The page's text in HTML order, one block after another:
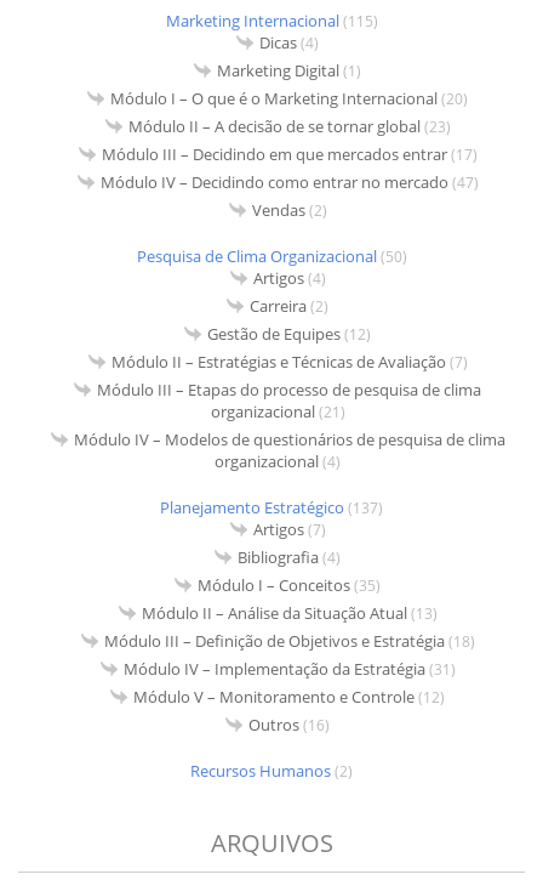
Marketing Internacional(115)
Dicas(4)
Marketing Digital(1)
Módulo I – O que é o Marketing Internacional(20)
Módulo II – A decisão de se tornar global(23)
Módulo III – Decidindo em que mercados entrar(17)
Módulo IV – Decidindo como entrar no mercado (47)
Vendas(2)
Pesquisa de Clima Organizacional(50)
Artigos(4)
Carreira(2)
Gestão de Equipes(12)
Módulo II – Estratégias e Técnicas de Avaliação (7)
Módulo III – Etapas do processo de pesquisa de clima
organizacional(21)
Módulo IV – Modelos de questionários de pesquisa de clima
organizacional(4)
Planejamento Estratégico (137)
Artigos(7)
Bibliografia(4)
Módulo I – Conceitos(35)
Módulo II – Análise da Situação Atual(13)
Módulo III – Definição de Objetivos e Estratégia(18)
Módulo IV – Implementação da Estratégia(31)
Módulo V – Monitoramento e Controle(12)
Outros(16)
Recursos Humanos(2)
ARQUIVOS